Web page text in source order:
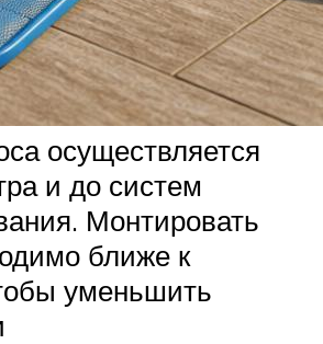
осуществляется
и до систем
Монтировать
ближе к
уменьшить